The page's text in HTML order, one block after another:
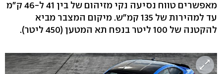
מאפשרים טווח נסיעה נקי מזיהום של בין 41 ל-46 ק"מ
עד למהירות של 135 קמ"ש. מיקום המצבר מביא
להקטנה של 100 ליטר בנפח תא המטען (450 ליטר).